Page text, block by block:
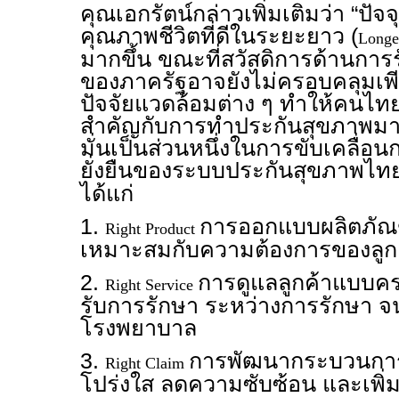
คุณเอกรัตน์กล่าวเพิ่มเติมว่า “ปัจ
คุณภาพชีวิตที่ดีในระยะยาว (
มากขึ้น ขณะที่สวัสดิการด้านกา
ของภาครัฐอาจยังไม่ครอบคลุมเ
ปัจจัยแวดล้อมต่าง ๆ ทำให้คนไ
สำคัญกับการทำประกันสุขภาพมา
มั่นเป็นส่วนหนึ่งในการขับเคลื่อน
ยั่งยืนของระบบประกันสุขภาพไท
ได้แก่
1. Right Product การออกแบบผลิตภั
เหมาะสมกับความต้องการของลู
2. Right Service การดูแลลูกค้าแบบค
รับการรักษา ระหว่างการรักษา
โรงพยาบาล
3. Right Claim การพัฒนากระบวนก
โปร่งใส ลดความซับซ้อน และเพิ่